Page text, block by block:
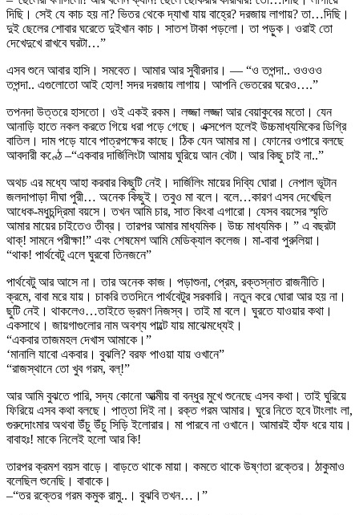
দিছি। সেই যে কাচ হয় না? ভিতর থেকে দ্যাখা যায় বাহ্রে? দরজায় লাগায়? তা…দিছি।
দুই ছেলের শোবার ঘরেতে দুইখান কাচ। সাতশ টাকা পড়লো। তা পড়ুক। ওরাই তো
দেখেদুখে রাখবে ঘরটা…”
এসব শুনে আবার হাসি। সমবেত। আমার আর সুবীরদার। — “ও তপন্দা.. ওওওও
তপন্দা.. এগুলোতো আই হোল! সদর দরজায় লাগায়। আপনি ভেতরের ঘরেও….”
তপনদা উত্তরে হাসতো। ওই একই রকম। লজ্জা লজ্জা আর বেয়াকুবের মতো। যেন
আনাড়ি হাতে নকল করতে গিয়ে ধরা পড়ে গেছে। এক্সপেল হলেই উচ্চমাধ্যমিকের ডিগ্রি
বাতিল। দাম পড়ে যাবে পাত্রপক্ষের কাছে। ঠিক যেন আমার মা। ফোনের ওপারে বলছে
আবদারী কণ্ঠে –“একবার দার্জিলিংটা আমায় ঘুরিয়ে আন বেটা। আর কিছু চাই না..”
অথচ এর মধ্যে আহা করবার কিছুটি নেই। দার্জিলিং মায়ের দিব্যি ঘোরা। নেপাল ভূটান
জলদাপাড়া দীঘা পুরী… অনেক কিছুই। তবুও মা বলে। বলে…কারণ এসব দেখেছিল
আধেক-মধুচন্দ্রিমা বয়সে। তখন আমি চার, সাত কিংবা এগারো। যেসব বয়সের স্মৃতি
আমার মায়ের চাইতেও তীব্র। তারপর আমার মাধ্যমিক। উচ্চ মাধ্যমিক। ” এ বছরটা
থাক্! সামনে পরীক্ষা!” এবং শেষমেশ আমি মেডিক্যাল কলেজ। মা-বাবা পুরুলিয়া।
“থাক! পার্থবেটু এলে ঘুরবো তিনজনে”
পার্থবেটু আর আসে না। তার অনেক কাজ। পড়াশুনা, প্রেম, রক্তস্নাত রাজনীতি।
ক্রমে, বাবা মরে যায়। চাকরি ততদিনে পার্থবেটুর সরকারি। নতুন করে ঘোরা আর হয় না।
ছুটি নেই। থাকলেও…তাইতে ভ্রমণ নিজস্ব। তাই মা বলে। ঘুরতে যাওয়ার কথা।
একসাথে। জায়গাগুলোর নাম অবশ্য পাল্টে যায় মাঝেমধ্যেই।
“একবার তাজমহল দেখাস আমাকে।”
‘মানালি যাবো একবার। বুঝলি? বরফ পাওয়া যায় ওখানে”
“রাজস্থানে তো খুব গরম, বল্!”
আর আমি বুঝতে পারি, সদ্য কোনো আত্মীয় বা বন্ধুর মুখে শুনেছে এসব কথা। তাই ঘুরিয়ে
ফিরিয়ে এসব কথা বলছে। পাত্তা দিই না। রক্ত গরম আমার। ঘুরে নিতে হবে টাংলাং লা,
গুরুদোংমার অথবা উঁচু উঁচু সিড়ি ইলোরার। মা পারবে না ওখানে। আমারই হাঁফ ধরে যায়।
বাবাহঃ! মাকে নিলেই হলো আর কি!
তারপর ক্রমশ বয়স বাড়ে। বাড়তে থাকে মায়া। কমতে থাকে উষ্ণতা রক্তের। ঠাকুমাও
বলেছিল শুনেছি। বাবাকে।
–“তর রক্তের গরম কমুক রামু..। বুঝবি তখন…।”